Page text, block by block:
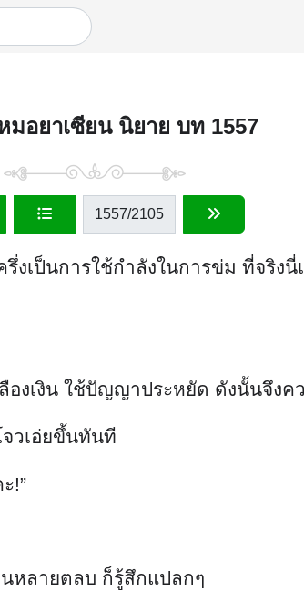
มอยาเซียน นิยาย บท 1557
1557/2105
เป็นการใช้กำลังในการข่ม ที่จริง
งเงิน ใช้ปัญญาประหยัด ดังนั้นจึงค
วเอ่ยขึ้นทันที
!”
นหลายตลบ ก็รู้สึกแปลกๆ